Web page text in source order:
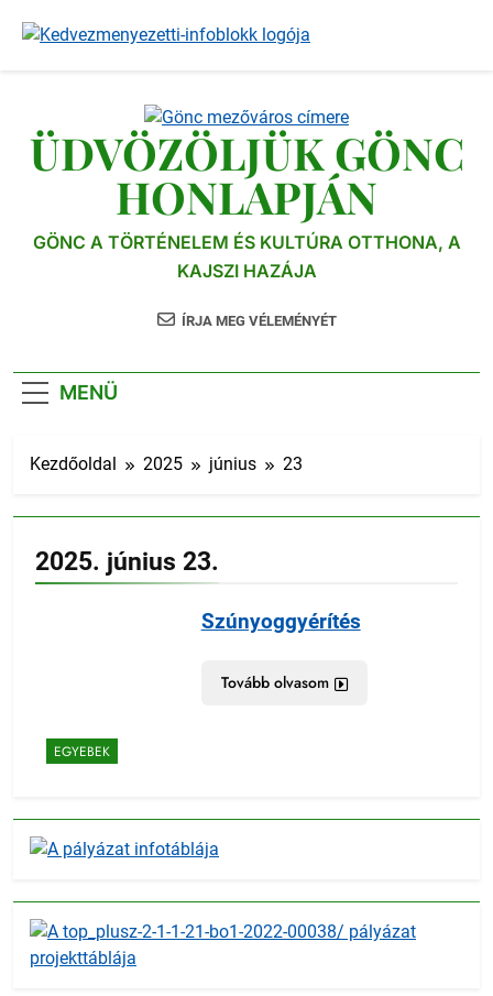
ÜDVÖZÖLJÜK GÖNC
HONLAPJÁN
GÖNC A TÖRTÉNELEM ÉS KULTÚRA OTTHONA, A
KAJSZI HAZÁJA
ÍRJA MEG VÉLEMÉNYÉT
MENÜ
Kezdőoldal 2025 június 23
2025. június 23.
EGYEBEK
Szúnyoggyérítés
Tovább olvasom